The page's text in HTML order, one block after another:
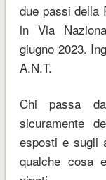
due passi della
in Via
giugno 2023.
A.N.T.
Chi passa
sicuramente
esposti e sugli
qualche cosa